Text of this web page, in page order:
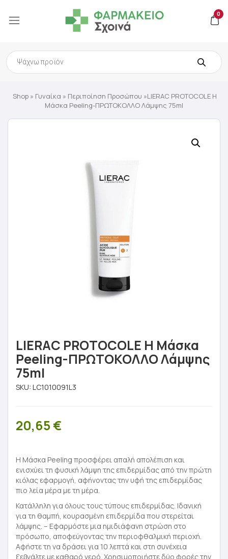
0
Products
search
Shop » Γυναίκα » Περιποίηση Προσώπου »LIERAC PROTOCOLE Η
Μάσκα Peeling-ΠΡΩΤΟΚΟΛΛΟ Λάμψης 75ml
LIERAC PROTOCOLE Η Μάσκα
Peeling-ΠΡΩΤΟΚΟΛΛΟ Λάμψης
75ml
SKU: LC1010091L3
20,65€
Η Μάσκα Peeling προσφέρει απαλή απολέπιση και
ενισχύει τη φυσική λάμψη της επιδερμίδας από την πρώτη
κιόλας εφαρμογή, αφήνοντας την υφή της επιδερμίδας
πιο λεία μέρα με τη μέρα.
Κατάλληλη για όλους τους τύπους επιδερμίδας. Ιδανική
για τη θαμπή, κουρασμένη επιδερμίδα που στερείται
λάμψης. – Εφαρμόστε μια ημιδιάφανη στρώση στο
πρόσωπο, αποφεύγοντας την περιοφθαλμική περιοχή.
Αφήστε τη να δράσει για 10 λεπτά και στη συνέχεια
ξεβγάλτε με καθαρό νερό. Χρησιμοποιήστε δύο φορές την